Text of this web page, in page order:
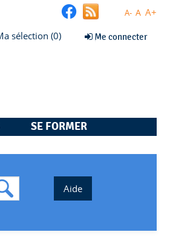
A- A A+
Me connecter
SE FORMER